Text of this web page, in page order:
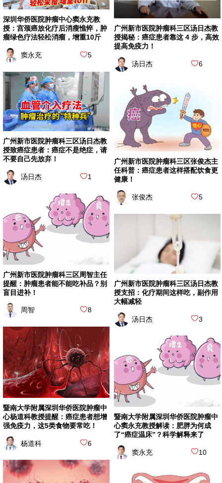
深圳华侨医院肿瘤中心窦永充教
授：宫颈癌放化疗后消瘦憔悴，肿
瘤绿色疗法轻松消瘤，增重10斤
窦永充 5
广州新市医院肿瘤科三区汤日杰教
授致癌症患者：癌症不是绝症，请
不要自己先放弃！
汤日杰 1
广州新市医院肿瘤科三区周智主任
提醒：肿瘤患者能不能吃补品？别
盲目进补！
周智 8
暨南大学附属深圳华侨医院肿瘤中
心杨道科教授提醒：癌症患者想增
强免疫力，这5类食物要常吃！
杨道科 6
广州新市医院肿瘤科三区汤日杰教
授揭秘：癌症患者靠这 4 步，高效
提高免疫力！
汤日杰 6
广州新市医院肿瘤科三区张俊杰主
任科普：癌症患者这样搭配饮食更
健康！
张俊杰 5
广州新市医院肿瘤科三区汤日杰教
授支招：化疗期间这样吃，副作用
大幅减轻
汤日杰 3
暨南大学附属深圳华侨医院肿瘤中
心窦永充教授解读：肥胖为何成
了“癌症温床”？科学解释来了
窦永充 10